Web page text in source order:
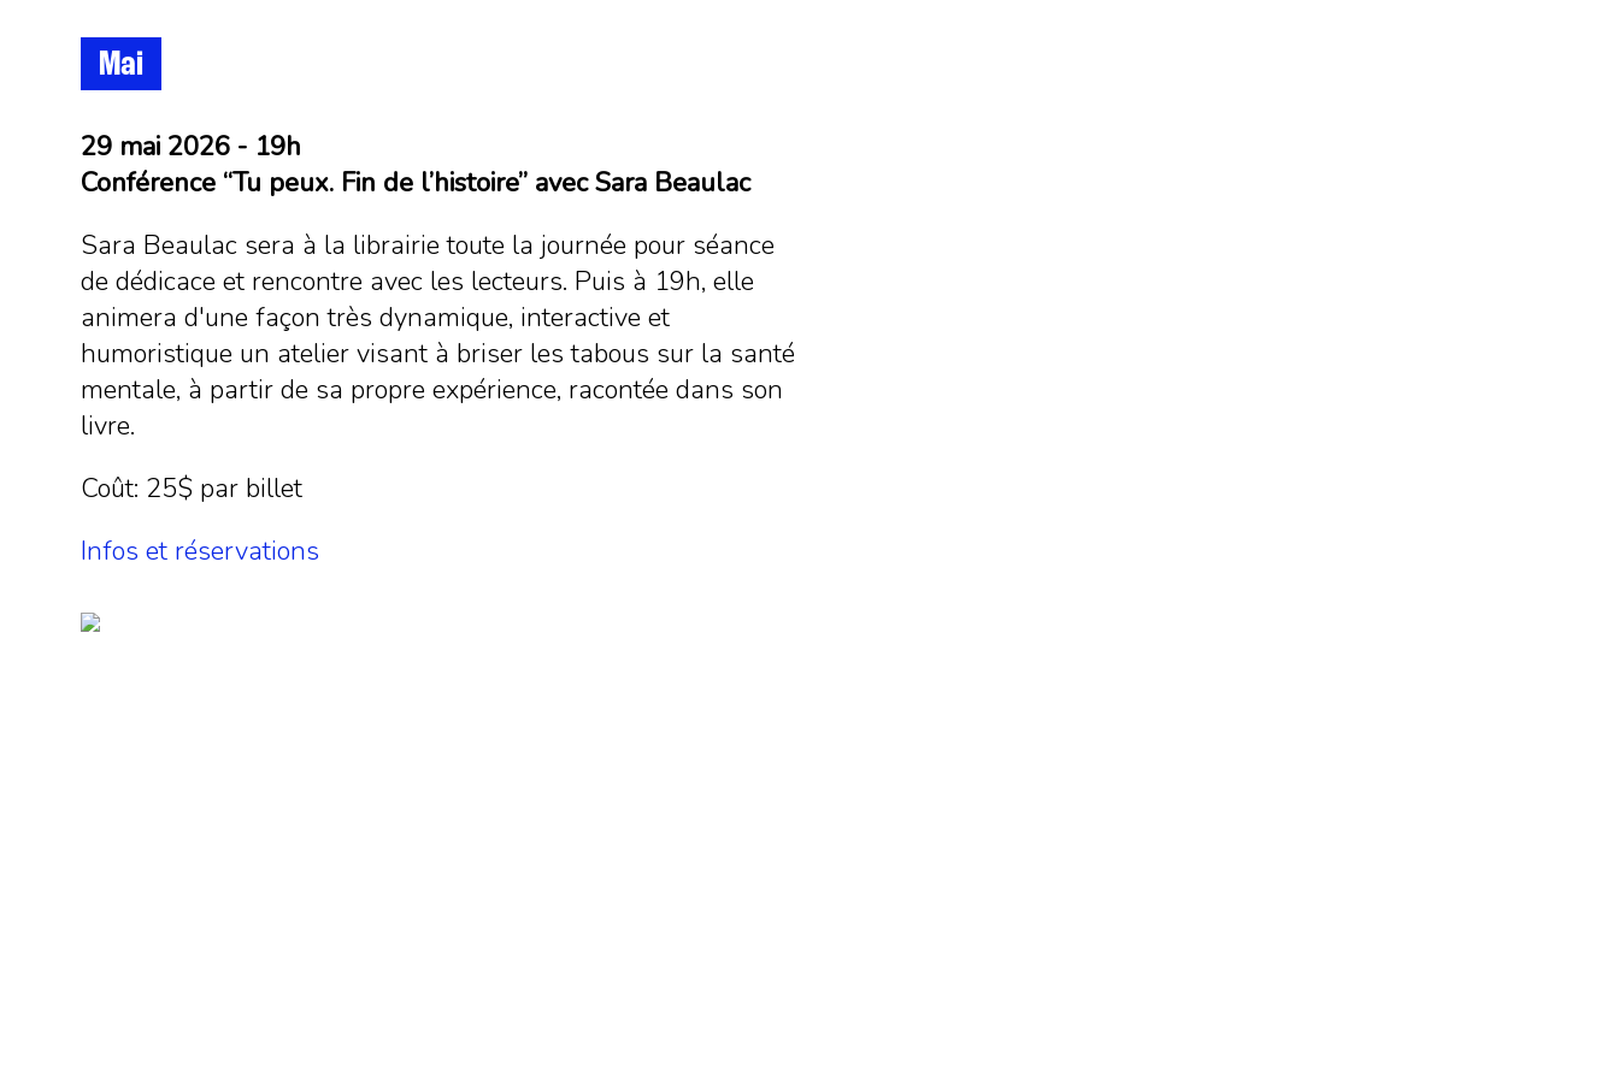
Mai
29 mai 2026 - 19h
Conférence “Tu peux. Fin de l’histoire” avec Sara Beaulac
Sara Beaulac sera à la librairie toute la journée pour séance
de dédicace et rencontre avec les lecteurs. Puis à 19h, elle
animera d'une façon très dynamique, interactive et
humoristique un atelier visant à briser les tabous sur la santé
mentale, à partir de sa propre expérience, racontée dans son
livre.
Coût: 25$ par billet
Infos et réservations